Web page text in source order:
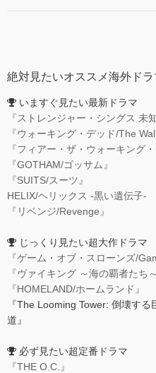
絶対見たいオススメ海外ドラ
いますぐ見たい最新ドラマ
『ストレンジャー・シングス 未
『ウォーキング・デッド/The
『フィアー・ザ・ウォーキング
『GOTHAM/ゴッサム』
『SUITS/スーツ』
HELIX/ヘリックス -黒い遺伝子-
『リベンジ/Revenge』
じっくり見たい超大作ドラマ
『ゲーム・オブ・スローンズ/
『ヴァイキング ～海の覇者たち
『HOMELAND/ホームランド』
『The Looming Tower: 倒壊す
道』
必ず見たい超定番ドラマ
『THE O.C.』